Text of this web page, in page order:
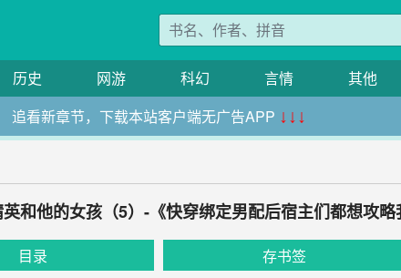
历史 网游 科幻 言情 其他
追看新章节，下载本站客户端无广告APP ↓↓↓
和他的女孩（5）-《快穿绑定男配后宿主们都想攻略
目录 存书签